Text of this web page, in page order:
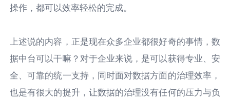
操作，都可以效率轻松的完成。
上述说的内容，正是现在众多企业都很好奇的事情，数
据中台可以干嘛？对于企业来说，是可以获得专业、安
全、可靠的统一支持，同时面对数据方面的治理效率，
也是有很大的提升，让数据的治理没有任何的压力与负